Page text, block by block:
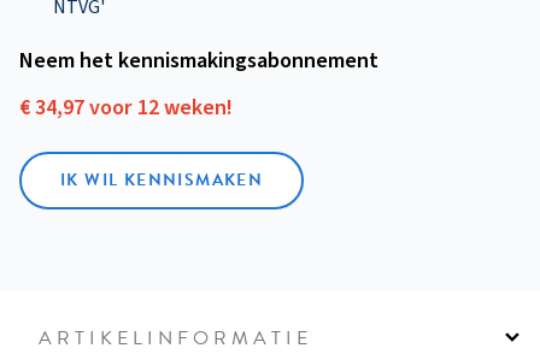
NTVG'
Neem het kennismakings­abonnement
€ 34,97 voor 12 weken!
IK WIL KENNISMAKEN
ARTIKELINFORMATIE